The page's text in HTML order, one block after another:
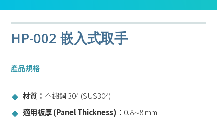
HP-002 嵌入式取手
產品規格
材質： 不鏽鋼 304 (SUS304)
適用板厚 (Panel Thickness)： 0.8∼8 mm